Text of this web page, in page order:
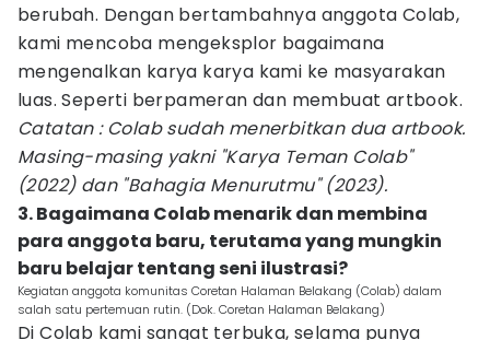
berubah. Dengan bertambahnya anggota Colab,
kami mencoba mengeksplor bagaimana
mengenalkan karya karya kami ke masyarakan
luas. Seperti berpameran dan membuat artbook.
Catatan : Colab sudah menerbitkan dua artbook.
Masing-masing yakni "Karya Teman Colab"
(2022) dan "Bahagia Menurutmu" (2023).
3. Bagaimana Colab menarik dan membina
para anggota baru, terutama yang mungkin
baru belajar tentang seni ilustrasi?
Kegiatan anggota komunitas Coretan Halaman Belakang (Colab) dalam
salah satu pertemuan rutin. (Dok. Coretan Halaman Belakang)
Di Colab kami sangat terbuka, selama punya